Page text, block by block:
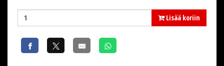
Lisää koriin